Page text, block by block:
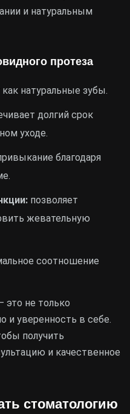
и натуральным
протеза
натуральные зубы.
долгий срок
уходе.
благодаря
позволяет
жевательную
соотношение
не только
и уверенность в себе.
получить
и качественное
стоматологию